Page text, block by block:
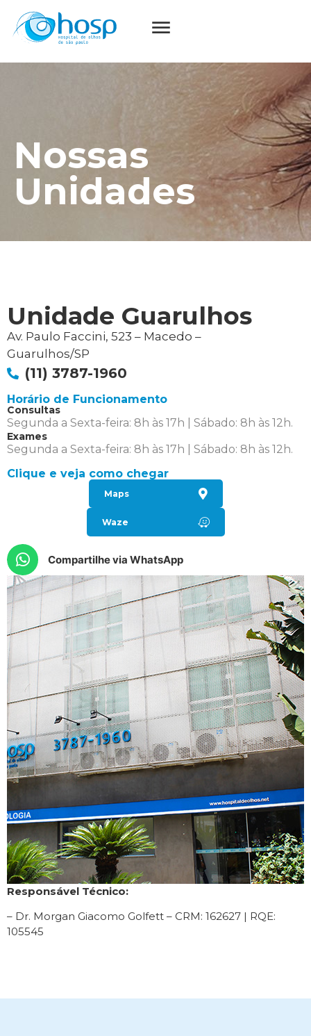
Nossas
Unidades
Unidade Guarulhos
Av. Paulo Faccini, 523 – Macedo –
Guarulhos/SP
(11) 3787-1960
Horário de Funcionamento
Consultas
Segunda a Sexta-feira: 8h às 17h | Sábado: 8h às 12h.
Exames
Segunda a Sexta-feira: 8h às 17h | Sábado: 8h às 12h.
Clique e veja como chegar
Maps
Waze
Compartilhe via WhatsApp
Responsável Técnico:
– Dr. Morgan Giacomo Golfett – CRM: 162627 | RQE:
105545